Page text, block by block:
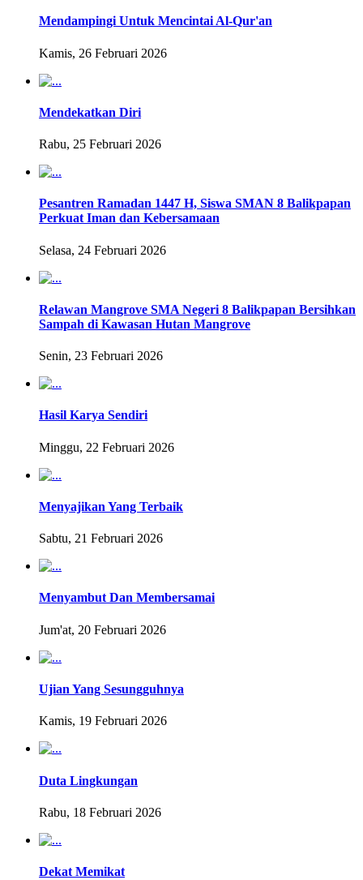
Mendampingi Untuk Mencintai Al-Qur'an
Kamis, 26 Februari 2026
Mendekatkan Diri
Rabu, 25 Februari 2026
Pesantren Ramadan 1447 H, Siswa SMAN 8 Balikpapan
Perkuat Iman dan Kebersamaan
Selasa, 24 Februari 2026
Relawan Mangrove SMA Negeri 8 Balikpapan Bersihkan
Sampah di Kawasan Hutan Mangrove
Senin, 23 Februari 2026
Hasil Karya Sendiri
Minggu, 22 Februari 2026
Menyajikan Yang Terbaik
Sabtu, 21 Februari 2026
Menyambut Dan Membersamai
Jum'at, 20 Februari 2026
Ujian Yang Sesungguhnya
Kamis, 19 Februari 2026
Duta Lingkungan
Rabu, 18 Februari 2026
Dekat Memikat